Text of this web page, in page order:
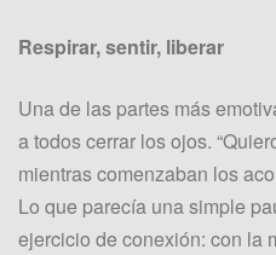
Respirar, sentir, liberar
Una de las partes más
a todos cerrar los ojos.
mientras comenzaban los
Lo que parecía una simple
ejercicio de conexión: con la